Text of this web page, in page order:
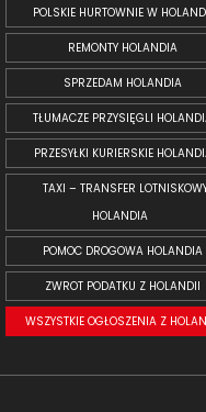
POLSKIE HURTOWNIE W
REMONTY HOLANDIA
SPRZEDAM HOLANDIA
TŁUMACZE PRZYSIĘGLI
PRZESYŁKI KURIERSKIE
TAXI – TRANSFER
HOLANDIA
POMOC DROGOWA HOLANDIA
ZWROT PODATKU Z HOLANDII
WSZYSTKIE OGŁOSZENIA Z